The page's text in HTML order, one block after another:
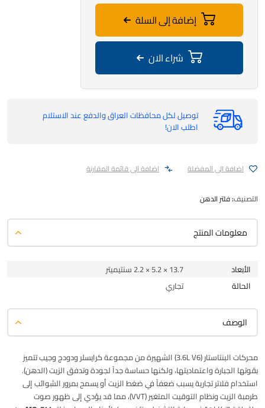
إضافة إلى السلة
شراء الان
توصيل لكل محافظات العراق والدفع عند الاستلام
اطلب الان!
اضافة الى المفضلة اضافة الى قائمة المقارنة
التصنيف:فلتر الدهن
معلومات المنتج
الأبعاد
13.7 × 5.2 × 2.2 سنتيميتر
الحالة
تجاري
الوصف
محركات البنتاستار (3.6L V6) الشهيرة من مجموعة كرايسلر ودودج وجيب تتميز
بقوتها الجبارة واعتماديتها، ولكنها حساسة جداً لجودة وتدفق الزيت (الدهن).
استخدام فلاتر تجارية يسبب ضعفاً في ضغط الزيت أو يسمح بمرور الشوائب إلى
طرمبة الزيت ونظام التوقيت المتغير (VVT)، مما قد يؤدي إلى ظهور صوت